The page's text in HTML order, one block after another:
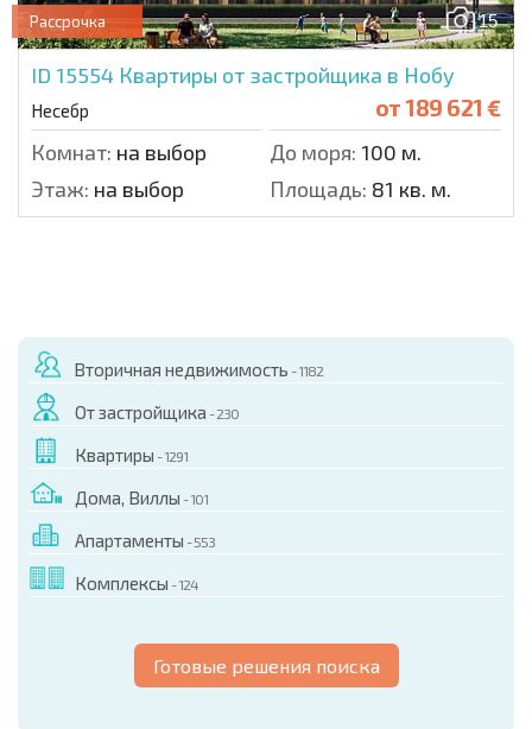
15
Рассрочка
ID 15554 Квартиры от застройщика в Нобу
Несебр от189 621 €
Комнат: на выбор До моря: 100 м.
Этаж: на выбор Площадь: 81 кв. м.
Вторичная недвижимость - 1182
От застройщика - 230
Квартиры - 1291
Дома, Виллы - 101
Апартаменты - 553
Комплексы - 124
Готовые решения поиска